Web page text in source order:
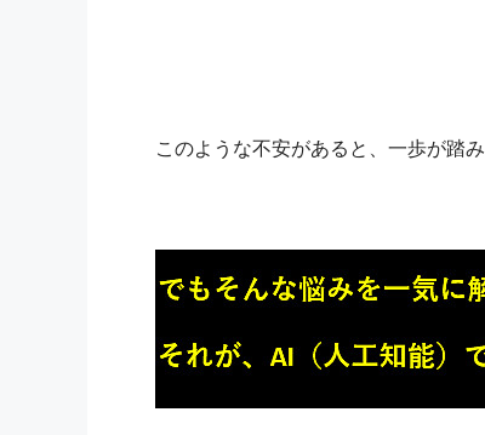
このような不安があると、一歩が踏